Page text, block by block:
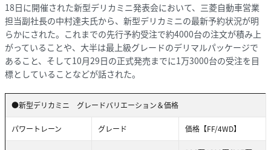
18日に開催された新型デリカミニ発表会において、三菱自動車営業
担当副社長の中村達夫氏から、新型デリカミニの最新予約状況が明
らかにされた。これまでの先行予約受注で約4000台の注文が積み上
がっていることや、大半は最上級グレードのデリマルパッケージで
あること、そして10月29日の正式発売までに1万3000台の受注を目
標としていることなどが話された。
●新型デリカミニ グレードバリエーション＆価格
パワートレーン グレード 価格【FF/4WD】